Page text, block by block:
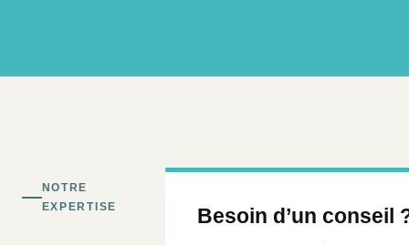
NOTRE
EXPERTISE
Besoin d’un conseil